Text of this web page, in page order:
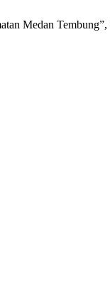
Medan Tembung”,